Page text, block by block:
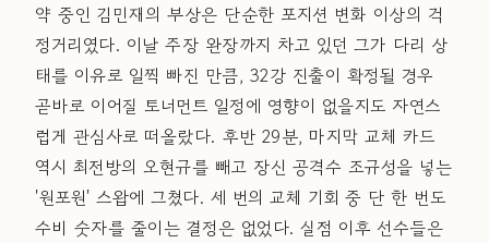
약 중인 김민재의 부상은 단순한 포지션 변화 이상의 걱
정거리였다. 이날 주장 완장까지 차고 있던 그가 다리 상
태를 이유로 일찍 빠진 만큼, 32강 진출이 확정될 경우
곧바로 이어질 토너먼트 일정에 영향이 없을지도 자연스
럽게 관심사로 떠올랐다. 후반 29분, 마지막 교체 카드
역시 최전방의 오현규를 빼고 장신 공격수 조규성을 넣는
'원포원' 스왑에 그쳤다. 세 번의 교체 기회 중 단 한 번도
수비 숫자를 줄이는 결정은 없었다. 실점 이후 선수들은